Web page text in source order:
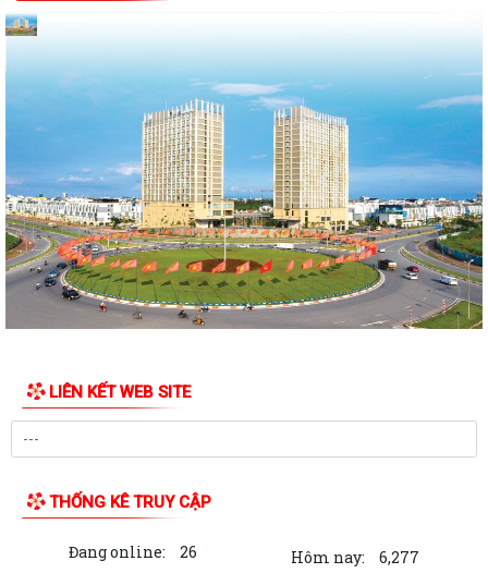
đường Lý Thái Tông kéo dài (đoạn...
đường Lý Thái Tông kéo dài (đoạn...
Quyết định Về việc thu hồi đất để GPMB thực hiện Dự án: Mở rộng
đường Lý Thái Tông kéo dài (đoạn từ...
Quyết định Về việc thu hồi đất để GPMB thực hiện Dự án: Mở rộng
đường Lý Thái Tông kéo dài (đoạn từ...
Quyết định Về việc thu hồi đất để GPMB thực hiện Dự án: Mở rộng
đường Lý Thái Tông kéo dài (đoạn...
Quyết định Về việc thu hồi đất để GPMB thực hiện Dự án: Mở rộng
Quyết định Về việc thu hồi đất để GPMB thực hiện Dự án: Mở rộng
đường Lý Thái Tông kéo dài (đoạn...
đường Lý Thái Tông kéo dài (đoạn...
đường Lý Thái Tông kéo dài (đoạn...
LIÊN KẾT WEB SITE
THỐNG KÊ TRUY CẬP
Đang online: 26 Hôm nay: 6,277